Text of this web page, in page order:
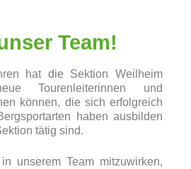
Team!
hat die Sektion Weilheim
Tourenleiterinnen und
können, die sich erfolgreich
haben ausbilden
tätig sind.
unserem Team mitzuwirken,